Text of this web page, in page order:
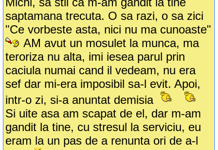
saptamana trecuta. O sa razi, o sa zici
"Ce vorbeste asta, nici nu ma cunoaste"
AM avut un mosulet la munca, ma
teroriza nu alta, imi iesea parul prin
caciula numai cand il vedeam, nu era
sef dar mi-era imposibil sa-l evit. Apoi,
intr-o zi, si-a anuntat demisia
Si uite asa am scapat de el, dar m-am
gandit la tine, cu stresul la serviciu, eu
eram la un pas de a renunta ori de a-l